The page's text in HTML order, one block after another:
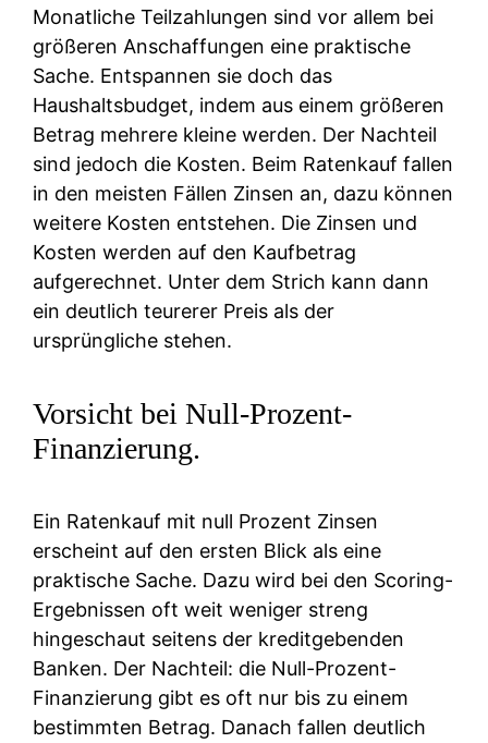
Monatliche Teilzahlungen sind vor allem bei
größeren Anschaffungen eine praktische
Sache. Entspannen sie doch das
Haushaltsbudget, indem aus einem größeren
Betrag mehrere kleine werden. Der Nachteil
sind jedoch die Kosten. Beim Ratenkauf fallen
in den meisten Fällen Zinsen an, dazu können
weitere Kosten entstehen. Die Zinsen und
Kosten werden auf den Kaufbetrag
aufgerechnet. Unter dem Strich kann dann
ein deutlich teurerer Preis als der
ursprüngliche stehen.
Vorsicht bei Null-Prozent-
Finanzierung.
Ein Ratenkauf mit null Prozent Zinsen
erscheint auf den ersten Blick als eine
praktische Sache. Dazu wird bei den Scoring-
Ergebnissen oft weit weniger streng
hingeschaut seitens der kreditgebenden
Banken. Der Nachteil: die Null-Prozent-
Finanzierung gibt es oft nur bis zu einem
bestimmten Betrag. Danach fallen deutlich